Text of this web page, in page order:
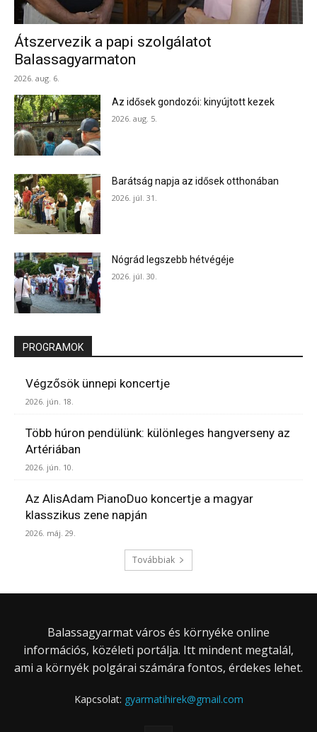
Átszervezik a papi szolgálatot
Balassagyarmaton
2026. aug. 6.
Az idősek gondozói: kinyújtott kezek
2026. aug. 5.
Barátság napja az idősek otthonában
2026. júl. 31.
Nógrád legszebb hétvégéje
2026. júl. 30.
PROGRAMOK
Végzősök ünnepi koncertje
2026. jún. 18.
Több húron pendülünk: különleges hangverseny az
Artériában
2026. jún. 10.
Az AlisAdam PianoDuo koncertje a magyar
klasszikus zene napján
2026. máj. 29.
Továbbiak
Balassagyarmat város és környéke online
információs, közéleti portálja. Itt mindent megtalál,
ami a környék polgárai számára fontos, érdekes lehet.
Kapcsolat: gyarmatihirek@gmail.com